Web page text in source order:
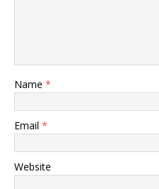
Name *
Email *
Website